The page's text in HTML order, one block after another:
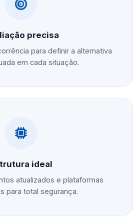
precisa
para definir a alternativa
em cada situação.
ideal
atualizados e plataformas
para total segurança.